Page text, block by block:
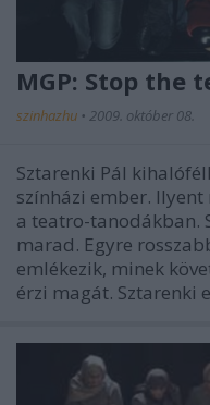
MGP: Stop the
szinhazhu • 2009. október 08.
Sztarenki Pál
színházi ember. Ilyent
a teatro-tanodákban.
marad. Egyre
emlékezik, minek
érzi magát. Sztarenki